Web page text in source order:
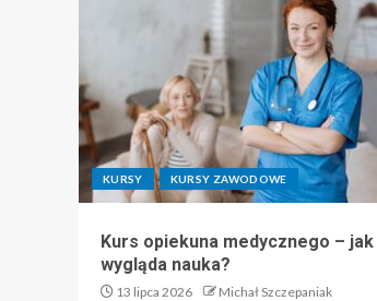
KURSY KURSY ZAWODOWE
Kurs opiekuna medycznego – jak
wygląda nauka?
13 lipca 2026 Michał Szczepaniak